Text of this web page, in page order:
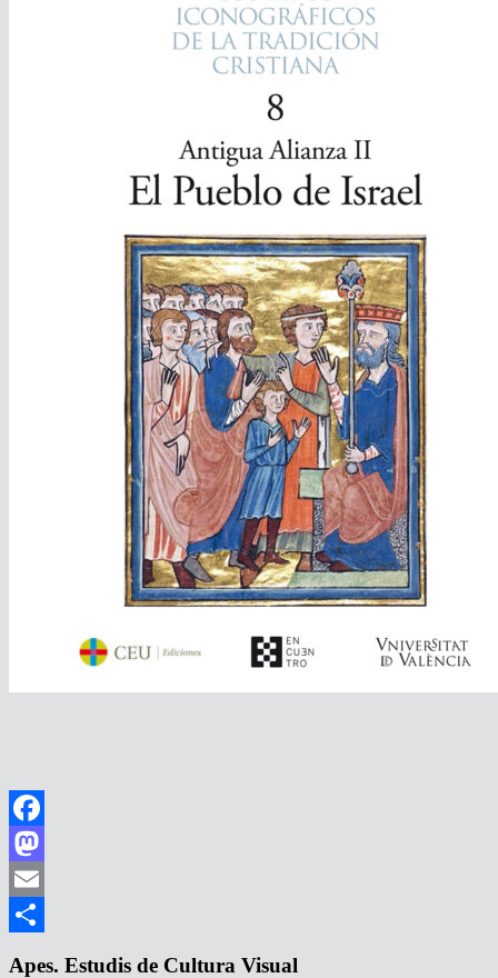
Facebook
Mastodon
Email
Apes. Estudis de Cultura Visual